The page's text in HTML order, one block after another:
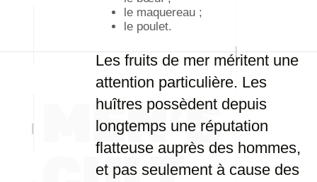
le maquereau ;
le poulet.
Les fruits de mer méritent une
attention particulière. Les
huîtres possèdent depuis
longtemps une réputation
flatteuse auprès des hommes,
et pas seulement à cause des